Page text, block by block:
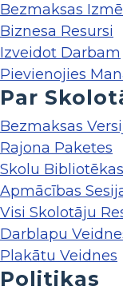
Bezmaksas
Biznesa Resursi
Izveidot Darbam
Pievienojies
Par
Bezmaksas
Rajona Paketes
Skolu
Apmācības
Visi Skolotāju
Darblapu
Plakātu Veidnes
Politikas